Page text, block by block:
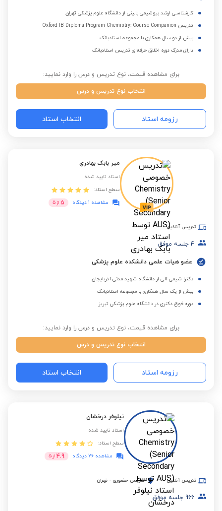
کارشناسی ارشد بیوشیمی بالینی از دانشگاه علوم پزشکی تهران
تدریس Oxford IB Diploma Program Chemistry: Course Companion
بیش از دو سال همکاری با مجموعه استادبانک
دارای مدرک دوره اخلاق حرفه‌ای تدریس استادبانک
برای مشاهده قیمت، نوع تدریس و درس را وارد نمایید:
انتخاب نوع تدریس و درس
رزومه استاد انتخاب استاد
میر بابک بهادری
استاد تایید شده
سطح استاد:
مشاهده 1 دیدگاه
5 از 5
تدریس آنلاین
4 جلسه موفق
عضو هیات علمی دانشکده علوم پزشکی
دکترا شیمی آلی از دانشگاه شهید مدنی آذربایجان
بیش از یک سال همکاری با مجموعه استادبانک
دوره فوق دکتری در دانشگاه علوم پزشکی تبریز
برای مشاهده قیمت، نوع تدریس و درس را وارد نمایید:
انتخاب نوع تدریس و درس
رزومه استاد انتخاب استاد
نیلوفر درخشان
استاد تایید شده
سطح استاد:
مشاهده 76 دیدگاه
4.9 از 5
تدریس آنلاین تدریس حضوری - تهران
966 جلسه موفق